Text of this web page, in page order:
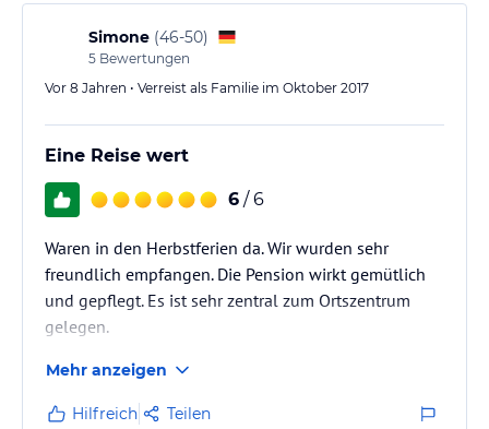
Simone (46-50)
5 Bewertungen
Vor 8 Jahren • Verreist als Familie im Oktober 2017
Eine Reise wert
6 / 6
Waren in den Herbstferien da. Wir wurden sehr
freundlich empfangen. Die Pension wirkt gemütlich
und gepflegt. Es ist sehr zentral zum Ortszentrum
gelegen.
Mehr anzeigen
Hilfreich Teilen